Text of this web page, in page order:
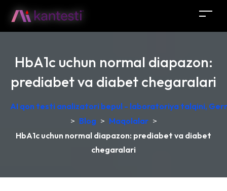
HbA1c uchun normal diapazon:
prediabet va diabet chegaralari
AI qon testi analizatori bepul - laboratoriya talqini,
> Blog > Maqolalar >
HbA1c uchun normal diapazon: prediabet va diabet
chegaralari